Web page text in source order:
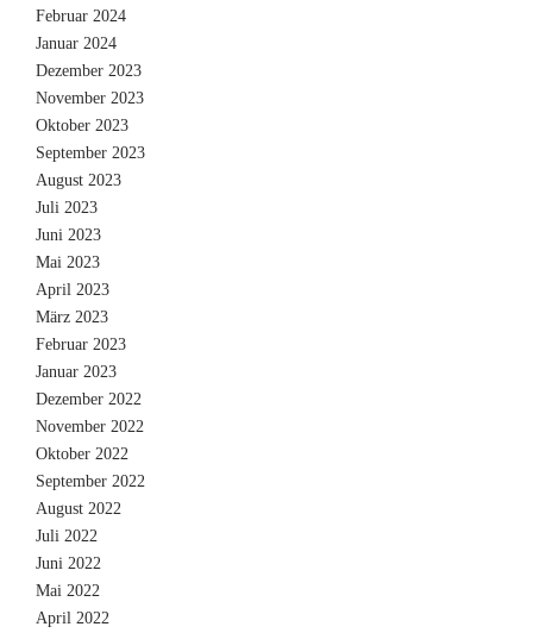
Februar 2024
Januar 2024
Dezember 2023
November 2023
Oktober 2023
September 2023
August 2023
Juli 2023
Juni 2023
Mai 2023
April 2023
März 2023
Februar 2023
Januar 2023
Dezember 2022
November 2022
Oktober 2022
September 2022
August 2022
Juli 2022
Juni 2022
Mai 2022
April 2022